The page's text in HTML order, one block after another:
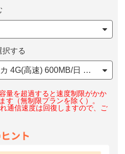
択する
高速) 600MB/日 大容量
量を超過すると速度制限がかか
す（無制限プランを除く）。
通信速度は回復しますので、ご